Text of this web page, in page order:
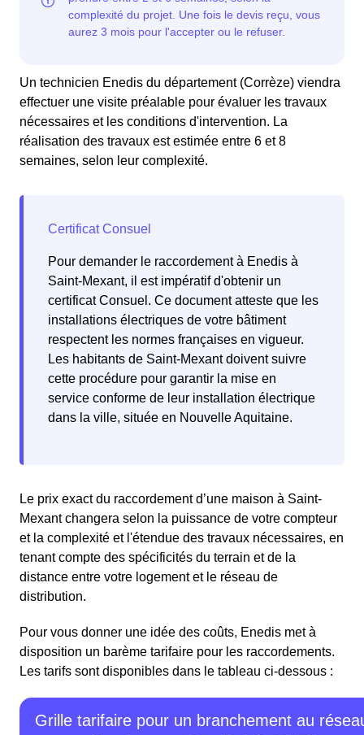
Un technicien Enedis du département (Corrèze) viendra
effectuer une visite préalable pour évaluer les travaux
nécessaires et les conditions d'intervention. La
réalisation des travaux est estimée entre 6 et 8
semaines, selon leur complexité.
Pour demander le raccordement à Enedis à
Saint-Mexant, il est impératif d'obtenir un
certificat Consuel. Ce document atteste que les
installations électriques de votre bâtiment
respectent les normes françaises en vigueur.
Les habitants de Saint-Mexant doivent suivre
cette procédure pour garantir la mise en
service conforme de leur installation électrique
dans la ville, située en Nouvelle Aquitaine.
Le prix exact du raccordement d’une maison à Saint-
Mexant changera selon la puissance de votre compteur
et la complexité et l'étendue des travaux nécessaires, en
tenant compte des spécificités du terrain et de la
distance entre votre logement et le réseau de
distribution.
Pour vous donner une idée des coûts, Enedis met à
disposition un barème tarifaire pour les raccordements.
Les tarifs sont disponibles dans le tableau ci-dessous :
Grille tarifaire pour un branchement au